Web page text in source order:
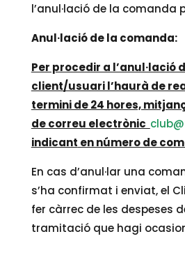
l’anul·lació de la comanda
Anul·lació de la comanda:
Per procedir a l’anul·lació
client/usuari l’haurà de
termini de 24 hores,
de correu electrònic
indicant en número de
En cas d’anul·lar una
s’ha confirmat i enviat, el
fer càrrec de les despeses
tramitació que hagi